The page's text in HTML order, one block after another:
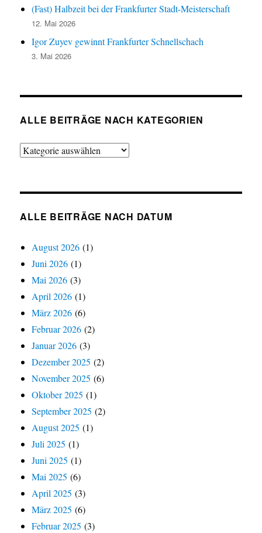
(Fast) Halbzeit bei der Frankfurter Stadt-Meisterschaft
12. Mai 2026
Igor Zuyev gewinnt Frankfurter Schnellschach
3. Mai 2026
ALLE BEITRÄGE NACH KATEGORIEN
Alle
ALLE BEITRÄGE NACH DATUM
August 2026 (1)
Juni 2026 (1)
Mai 2026 (3)
April 2026 (1)
März 2026 (6)
Februar 2026 (2)
Januar 2026 (3)
Dezember 2025 (2)
November 2025 (6)
Oktober 2025 (1)
September 2025 (2)
August 2025 (1)
Juli 2025 (1)
Juni 2025 (1)
Mai 2025 (6)
April 2025 (3)
März 2025 (6)
Februar 2025 (3)